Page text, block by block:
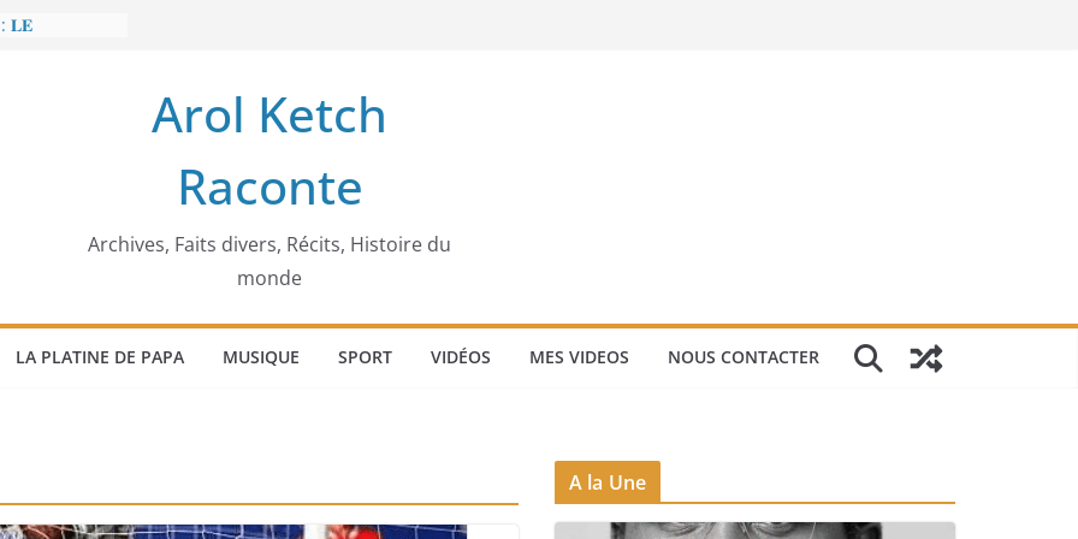
𝐋𝐄
𝐨𝐫𝐝𝐢𝐧𝐚𝐭𝐞𝐮𝐫
Arol Ketch
Raconte
Archives, Faits divers, Récits, Histoire du
monde
LA PLATINE DE PAPA MUSIQUE SPORT VIDÉOS MES VIDEOS NOUS CONTACTER
A la Une